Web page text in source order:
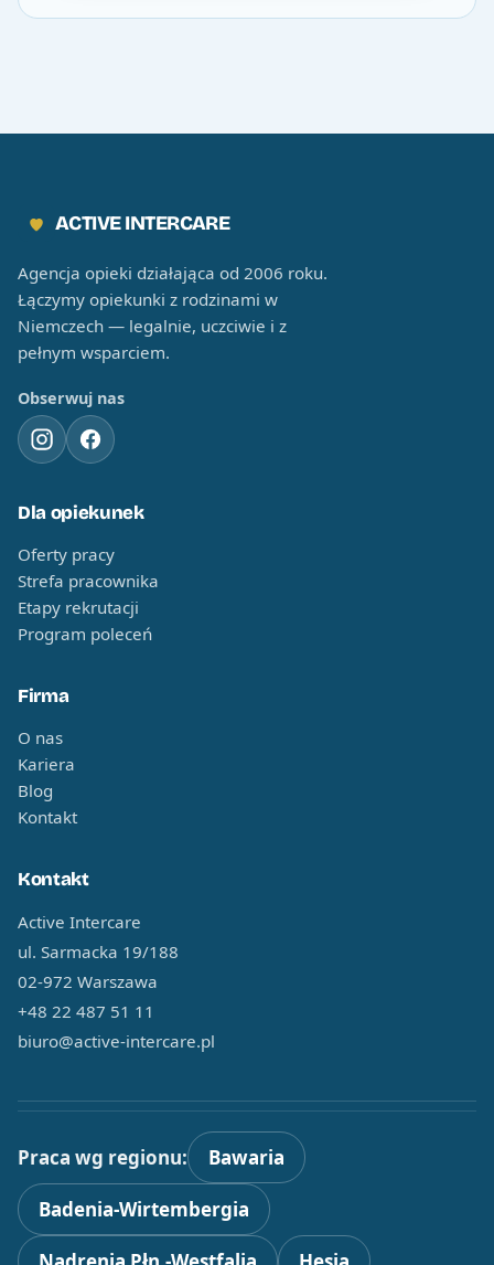
ACTIVE INTERCARE
Agencja opieki działająca od 2006 roku.
Łączymy opiekunki z rodzinami w
Niemczech — legalnie, uczciwie i z
pełnym wsparciem.
Obserwuj nas
Dla opiekunek
Oferty pracy
Strefa pracownika
Etapy rekrutacji
Program poleceń
Firma
O nas
Kariera
Blog
Kontakt
Kontakt
Active Intercare
ul. Sarmacka 19/188
02-972 Warszawa
+48 22 487 51 11
biuro@active-intercare.pl
Praca wg regionu: Bawaria
Badenia-Wirtembergia